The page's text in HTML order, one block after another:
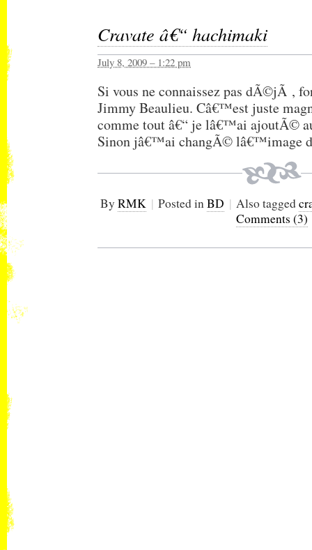
Cravate â€“ hachimaki
July 8, 2009 – 1:22 pm
Si vous ne connaissez pas dÃ©jÃ ,
Jimmy Beaulieu. Câ€™est juste
comme tout â€“ je lâ€™ai ajoutÃ©
Sinon jâ€™ai changÃ© lâ€™image
By RMK | Posted in BD | Also tagged
Comments (3)